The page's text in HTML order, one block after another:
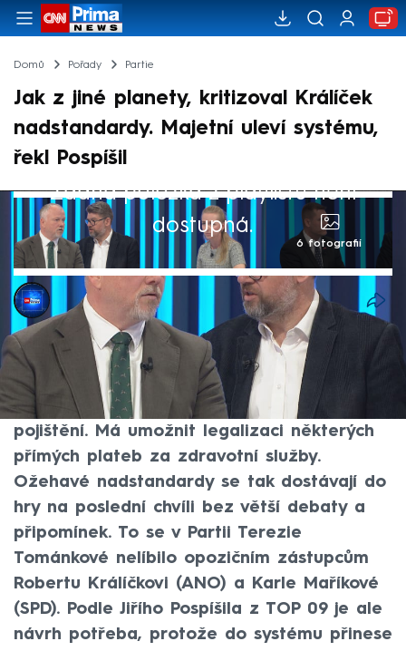
Domů Pořady Partie
Jak z jiné planety, kritizoval Králíček
nadstandardy. Majetní uleví systému,
řekl Pospíšil
Žádná položka z playlistu není
dostupná.
6 fotografií
CNN Prima NEWS
31. bře 2025, 11:25
Půl roku před volbami do Poslanecké
sněmovny chce vláda Petra Fialy prosadit
novelu zákona o veřejném zdravotním
pojištění. Má umožnit legalizaci některých
přímých plateb za zdravotní služby.
Ožehavé nadstandardy se tak dostávají do
hry na poslední chvíli bez větší debaty a
připomínek. To se v Partii Terezie
Tománkové nelíbilo opozičním zástupcům
Robertu Králíčkovi (ANO) a Karle Maříkové
(SPD). Podle Jiřího Pospíšila z TOP 09 je ale
návrh potřeba, protože do systému přinese